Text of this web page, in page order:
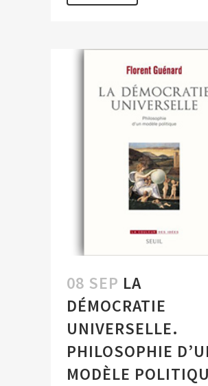
08 SEP LA
DÉMOCRATIE
UNIVERSELLE.
PHILOSOPHIE
MODÈLE